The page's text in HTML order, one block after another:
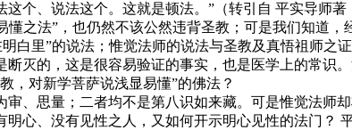
个、说法这个。这就是顿法。”（转引自 平实导师
懂之法”，也仍然不该公然违背圣教；可是我们知道
白里”的说法；惟觉法师的说法与圣教及真悟祖师之
的，这是很容易验证的事实，也是医学上的常识
，对新学菩萨说浅显易懂”的佛法？
思量；二者均不是第八识如来藏。可是惟觉法师
心、没有见性之人，又如何开示明心见性的法门？